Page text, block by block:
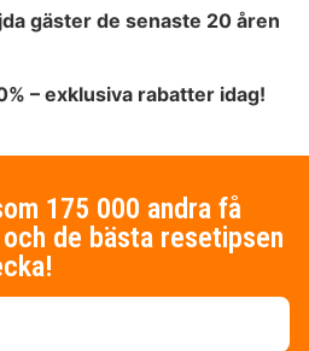
gäster de senaste 20 åren
– exklusiva rabatter idag!
175 000 andra få
de bästa resetipsen